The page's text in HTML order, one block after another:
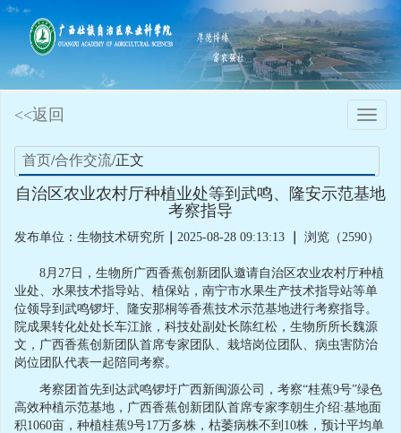
Toggle
<<返回
首页/合作交流/正文
自治区农业农村厅种植业处等到武鸣、隆安示范基地
考察指导
发布单位：生物技术研究所 2025-08-28 09:13:13 浏览（2590）
8月27日，生物所广西香蕉创新团队邀请自治区农业农村厅种植
业处、水果技术指导站、植保站，南宁市水果生产技术指导站等单
位领导到武鸣锣圩、隆安那桐等香蕉技术示范基地进行考察指导。
院成果转化处处长车江旅，科技处副处长陈红松，生物所所长魏源
文，广西香蕉创新团队首席专家团队、栽培岗位团队、病虫害防治
岗位团队代表一起陪同考察。
考察团首先到达武鸣锣圩广西新闽源公司，考察“桂蕉9号”绿色
高效种植示范基地，广西香蕉创新团队首席专家李朝生介绍:基地面
积1060亩，种植桂蕉9号17万多株，枯萎病株不到10株，预计平均单